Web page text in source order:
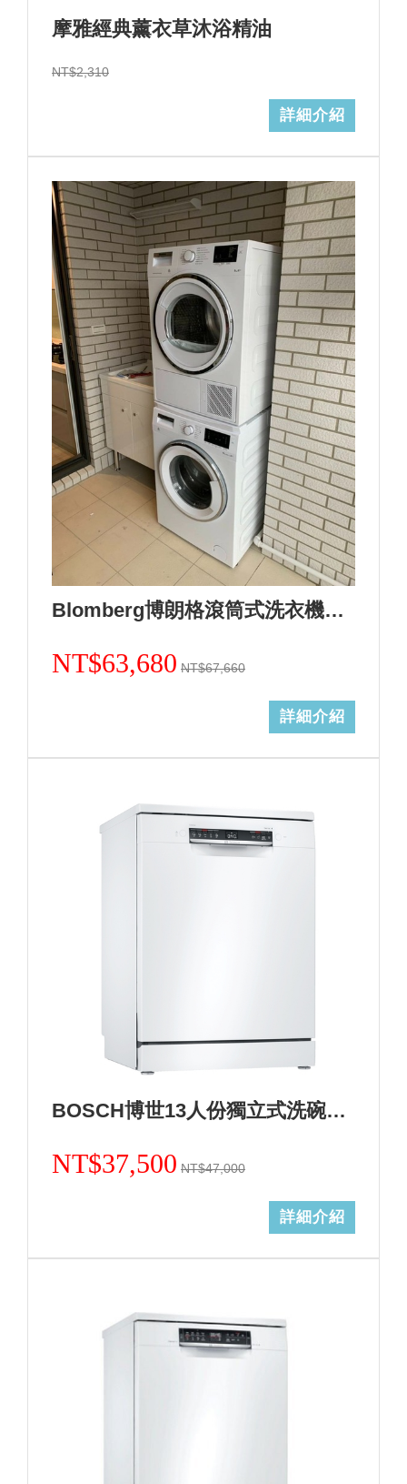
摩雅經典薰衣草沐浴精油
NT$2,310
詳細介紹
Blomberg博朗格滾筒式洗衣機WNF10320WZ(歐規10kg)日規14kg+熱泵式乾衣機TPF8352WZ歐規8KG(日規12kg)合購組+基本安裝 加Line ID:@ye888
NT$63,680 NT$67,660
詳細介紹
BOSCH博世13人份獨立式洗碗機 德國製造 SMS4HAW00X+基本安裝(加碼送三寶) (加Line ID:@ye888)
NT$37,500 NT$47,000
詳細介紹